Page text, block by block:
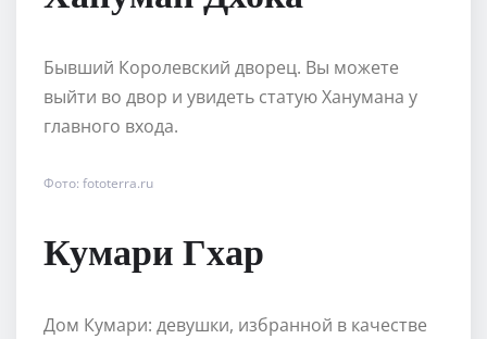
Бывший Королевский дворец. Вы можете
выйти во двор и увидеть статую Ханумана у
главного входа.
Фото: fototerra.ru
Кумари Гхар
Дом Кумари: девушки, избранной в качестве